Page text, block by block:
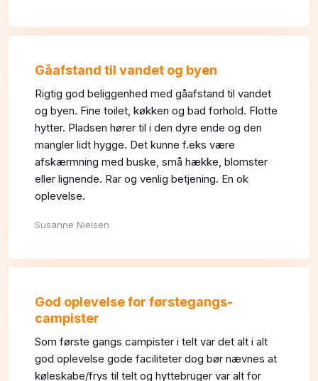
Gåafstand til vandet og byen
Rigtig god beliggenhed med gåafstand til vandet
og byen. Fine toilet, køkken og bad forhold. Flotte
hytter. Pladsen hører til i den dyre ende og den
mangler lidt hygge. Det kunne f.eks være
afskærmning med buske, små hække, blomster
eller lignende. Rar og venlig betjening. En ok
oplevelse.
Susanne Nielsen
God oplevelse for førstegangs-
campister
Som første gangs campister i telt var det alt i alt
god oplevelse gode faciliteter dog bør nævnes at
køleskabe/frys til telt og hyttebruger var alt for